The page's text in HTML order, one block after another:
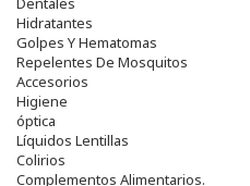
Hidratantes
Golpes Y Hematomas
Repelentes De Mosquitos
Accesorios
Higiene
óptica
Líquidos Lentillas
Colirios
Complementos Alimentarios.